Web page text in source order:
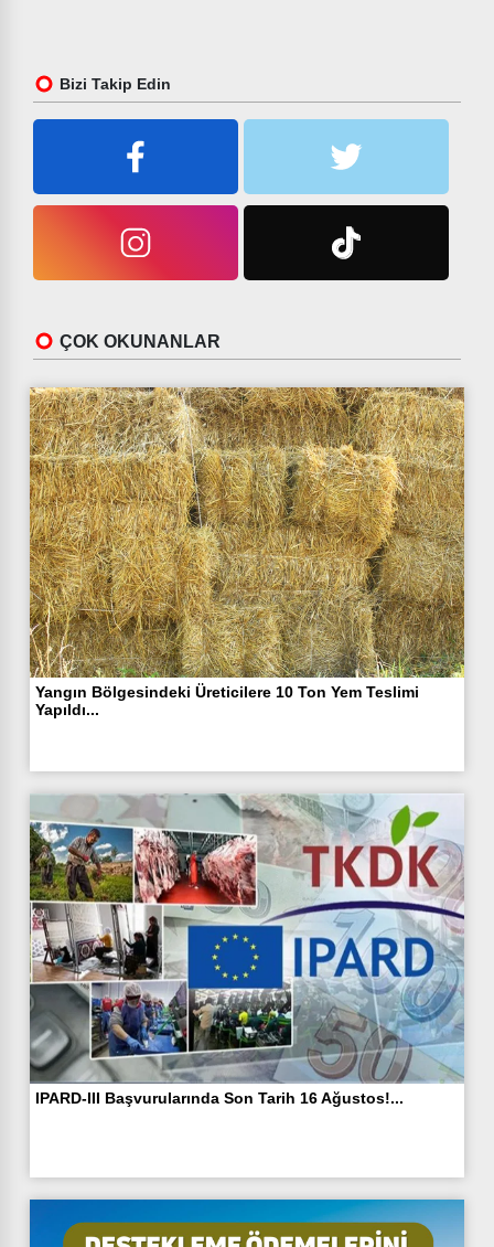
Bizi Takip Edin
ÇOK OKUNANLAR
Yangın Bölgesindeki Üreticilere 10 Ton Yem Teslimi
Yapıldı...
IPARD-III Başvurularında Son Tarih 16 Ağustos!...